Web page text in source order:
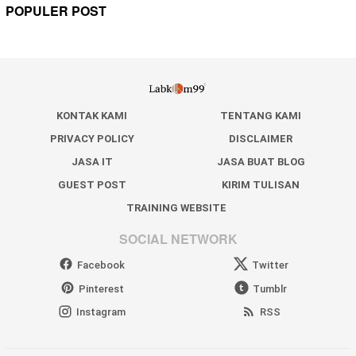
POPULER POST
KONTAK KAMI
TENTANG KAMI
PRIVACY POLICY
DISCLAIMER
JASA IT
JASA BUAT BLOG
GUEST POST
KIRIM TULISAN
TRAINING WEBSITE
SOCIAL NETWORK
Facebook
Twitter
Pinterest
Tumblr
Instagram
RSS